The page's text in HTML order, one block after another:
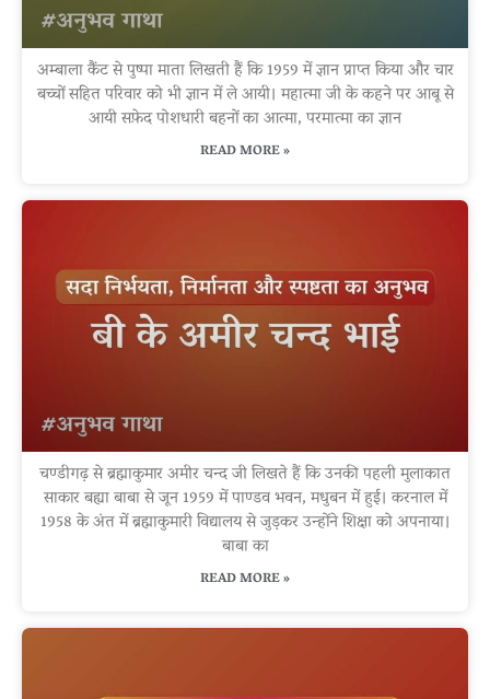
अम्बाला कैंट से पुष्पा माता लिखती हैं कि 1959 में ज्ञान प्राप्त किया और चार
बच्चों सहित परिवार को भी ज्ञान में ले आयी। महात्मा जी के कहने पर आबू से
आयी सफ़ेद पोशधारी बहनों का आत्मा, परमात्मा का ज्ञान
READ MORE »
चण्डीगढ़ से ब्रह्माकुमार अमीर चन्द जी लिखते हैं कि उनकी पहली मुलाकात
साकार बह्या बाबा से जून 1959 में पाण्डव भवन, मधुबन में हुई। करनाल में
1958 के अंत में ब्रह्माकुमारी विद्यालय से जुड़कर उन्होंने शिक्षा को अपनाया।
बाबा का
READ MORE »